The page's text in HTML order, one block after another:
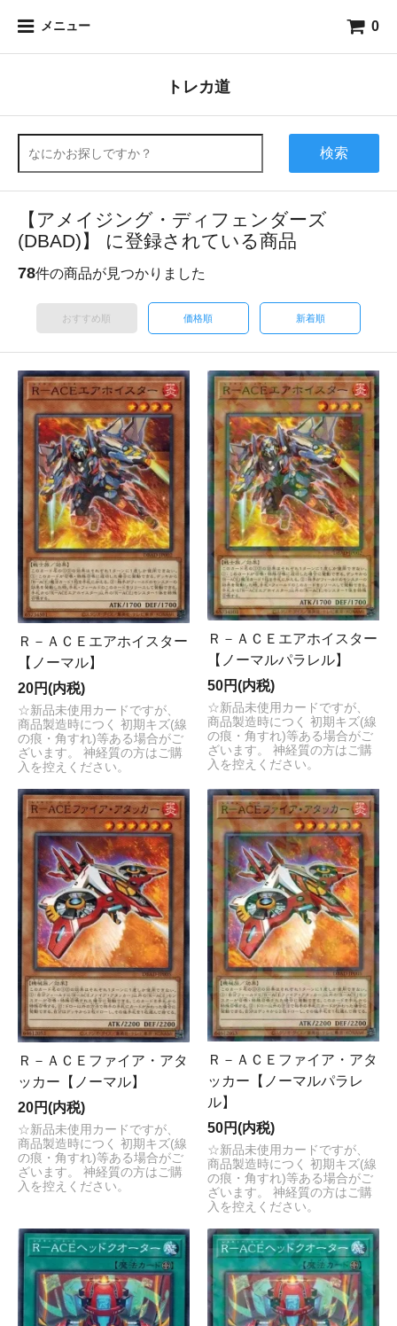
メニュー 0
トレカ道
検索
【アメイジング・ディフェンダーズ
(DBAD)】 に登録されている商品
78件の商品が見つかりました
おすすめ順 価格順 新着順
Ｒ－ＡＣＥエアホイスター
【ノーマル】
20円(内税)
☆新品未使用カードですが、
商品製造時につく 初期キズ(線
の痕・角すれ)等ある場合がご
ざいます。 神経質の方はご購
入を控えください。
Ｒ－ＡＣＥエアホイスター
【ノーマルパラレル】
50円(内税)
☆新品未使用カードですが、
商品製造時につく 初期キズ(線
の痕・角すれ)等ある場合がご
ざいます。 神経質の方はご購
入を控えください。
Ｒ－ＡＣＥファイア・アタ
ッカー【ノーマル】
20円(内税)
☆新品未使用カードですが、
商品製造時につく 初期キズ(線
の痕・角すれ)等ある場合がご
ざいます。 神経質の方はご購
入を控えください。
Ｒ－ＡＣＥファイア・アタ
ッカー【ノーマルパラレ
ル】
50円(内税)
☆新品未使用カードですが、
商品製造時につく 初期キズ(線
の痕・角すれ)等ある場合がご
ざいます。 神経質の方はご購
入を控えください。